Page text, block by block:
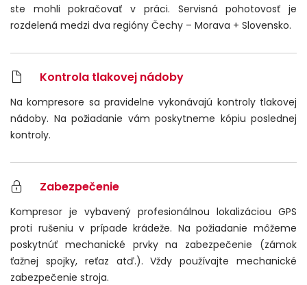
ste mohli pokračovať v práci. Servisná pohotovosť je
rozdelená medzi dva regióny Čechy – Morava + Slovensko.
Kontrola tlakovej nádoby
Na kompresore sa pravidelne vykonávajú kontroly tlakovej
nádoby. Na požiadanie vám poskytneme kópiu poslednej
kontroly.
Zabezpečenie
Kompresor je vybavený profesionálnou lokalizáciou GPS
proti rušeniu v prípade krádeže. Na požiadanie môžeme
poskytnúť mechanické prvky na zabezpečenie (zámok
ťažnej spojky, reťaz atď.). Vždy používajte mechanické
zabezpečenie stroja.